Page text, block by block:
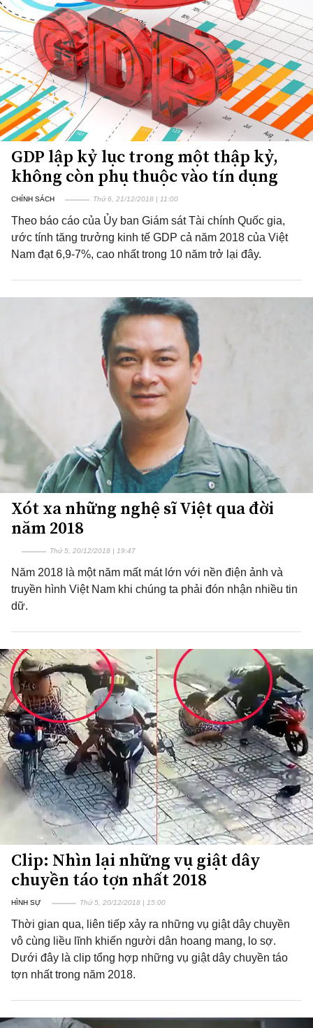
GDP lập kỷ lục trong một thập kỷ,
không còn phụ thuộc vào tín dụng
CHÍNH SÁCH Thứ 6, 21/12/2018 | 11:00
Theo báo cáo của Ủy ban Giám sát Tài chính Quốc gia,
ước tính tăng trưởng kinh tế GDP cả năm 2018 của Việt
Nam đạt 6,9-7%, cao nhất trong 10 năm trở lại đây.
Xót xa những nghệ sĩ Việt qua đời
năm 2018
Thứ 5, 20/12/2018 | 19:47
Năm 2018 là một năm mất mát lớn với nền điện ảnh và
truyền hình Việt Nam khi chúng ta phải đón nhận nhiều tin
dữ.
Clip: Nhìn lại những vụ giật dây
chuyền táo tợn nhất 2018
HÌNH SỰ Thứ 5, 20/12/2018 | 15:00
Thời gian qua, liên tiếp xảy ra những vụ giật dây chuyền
vô cùng liều lĩnh khiến người dân hoang mang, lo sợ.
Dưới đây là clip tổng hợp những vụ giật dây chuyền táo
tợn nhất trong năm 2018.